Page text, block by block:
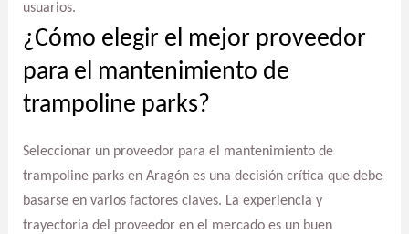
usuarios.
¿Cómo elegir el mejor proveedor
para el mantenimiento de
trampoline parks?
Seleccionar un proveedor para el mantenimiento de
trampoline parks en Aragón es una decisión crítica que debe
basarse en varios factores claves. La experiencia y
trayectoria del proveedor en el mercado es un buen